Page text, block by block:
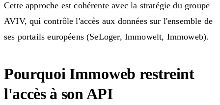
Cette approche est cohérente avec la stratégie du groupe
AVIV, qui contrôle l'accès aux données sur l'ensemble de
ses portails européens (SeLoger, Immowelt, Immoweb).
Pourquoi Immoweb restreint
l'accès à son API